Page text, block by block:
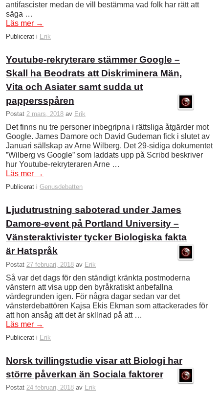
antifascister medan de vill bestämma vad folk har rätt att
säga …
Läs mer →
Publicerat i Erik
Youtube-rekryterare stämmer Google –
Skall ha Beodrats att Diskriminera Män,
Vita och Asiater samt sudda ut
pappersspåren
Postat 2 mars, 2018 av Erik
Det finns nu tre personer inbegripna i rättsliga åtgärder mot
Google. James Damore och David Gudeman fick i slutet av
Januari sällskap av Arne Wilberg. Det 29-sidiga dokumentet
”Wilberg vs Google” som laddats upp på Scribd beskriver
hur Youtube-rekryteraren Arne …
Läs mer →
Publicerat i Genusdebatten
Ljudutrustning saboterad under James
Damore-event på Portland University –
Vänsteraktivister tycker Biologiska fakta
är Hatspråk
Postat 27 februari, 2018 av Erik
Så var det dags för den ständigt kränkta postmoderna
vänstern att visa upp den byråkratiskt anbefallna
värdegrunden igen. För några dagar sedan var det
vänsterdebattören Kajsa Ekis Ekman som attackerades för
att hon ansåg att det är skllnad på att …
Läs mer →
Publicerat i Erik
Norsk tvillingstudie visar att Biologi har
större påverkan än Sociala faktorer
Postat 24 februari, 2018 av Erik